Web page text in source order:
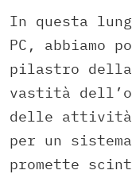
In questa
PC, abbiamo
pilastro della
vastità
delle attività
per un
promette